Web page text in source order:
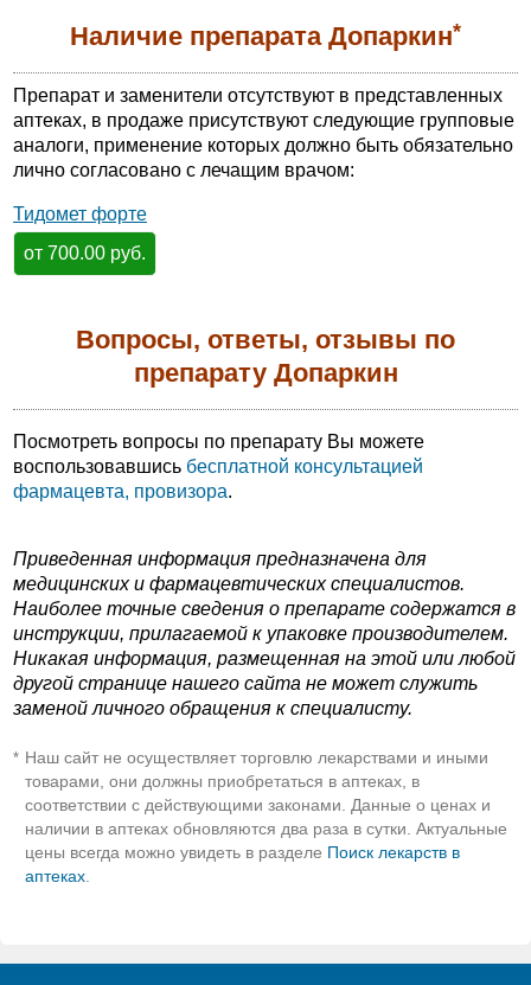
Наличие препарата Допаркин*
Препарат и заменители отсутствуют в представленных
аптеках, в продаже присутствуют следующие групповые
аналоги, применение которых должно быть обязательно
лично согласовано с лечащим врачом:
Тидомет форте
от 700.00 руб.
Вопросы, ответы, отзывы по
препарату Допаркин
Посмотреть вопросы по препарату Вы можете
воспользовавшись бесплатной консультацией
фармацевта, провизора.
Приведенная информация предназначена для
медицинских и фармацевтических специалистов.
Наиболее точные сведения о препарате содержатся в
инструкции, прилагаемой к упаковке производителем.
Никакая информация, размещенная на этой или любой
другой странице нашего сайта не может служить
заменой личного обращения к специалисту.
* Наш сайт не осуществляет торговлю лекарствами и иными
товарами, они должны приобретаться в аптеках, в
соответствии с действующими законами. Данные о ценах и
наличии в аптеках обновляются два раза в сутки. Актуальные
цены всегда можно увидеть в разделе Поиск лекарств в
аптеках